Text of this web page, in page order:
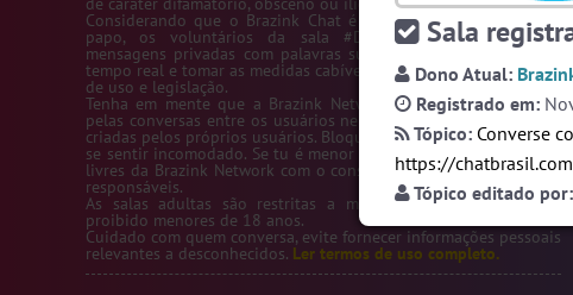
Considerando que o Brazink Chat é um site de salas de bate-
papo, os voluntários da sala #Denuncias têm acesso as
mensagens privadas com palavras suspeitas para averiguar em
tempo real e tomar as medidas cabíveis de acordo com os termos
de uso e legislação.
Tenha em mente que a Brazink Network não se responsabiliza
pelas conversas entre os usuários nem pelas salas de bate-papo
criadas pelos próprios usuários. Bloqueie um usuário sempre que
se sentir incomodado. Se tu é menor de idade, só utilize as salas
livres da Brazink Network com o consentimento de seus pais ou
responsáveis.
As salas adultas são restritas a maiores de 18 anos, sendo
proibido menores de 18 anos.
Cuidado com quem conversa, evite fornecer informações pessoais
relevantes a desconhecidos. Ler termos de uso completo.
Sala
Dono Atual:
Registrado em:
Tópico: Converse
https://
Tópico editado por: